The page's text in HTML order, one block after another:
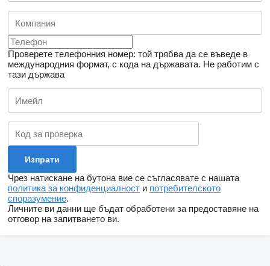
Проверете телефонния номер: той трябва да се въведе в
международния формат, с кода на държавата. Не работим с
тази държава
Чрез натискане на бутона вие се съгласявате с нашата
политика за конфиденциалност и потребителското
споразумение.
Личните ви данни ще бъдат обработени за предоставяне на
отговор на запитването ви.